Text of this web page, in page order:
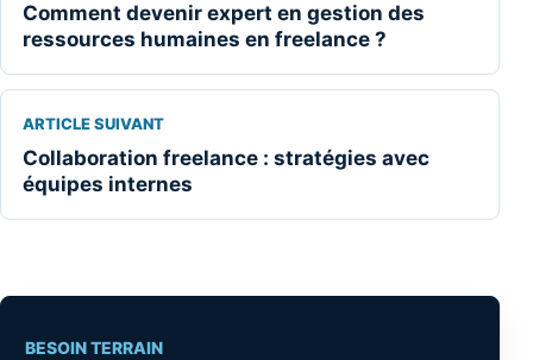
Comment devenir expert en gestion des
ressources humaines en freelance ?
ARTICLE SUIVANT
Collaboration freelance : stratégies avec
équipes internes
BESOIN TERRAIN